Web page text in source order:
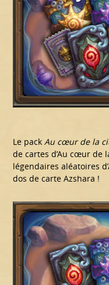
Le packAu cœur de la
de cartes d’Au cœur de
légendaires aléatoires
dos de carte Azshara !